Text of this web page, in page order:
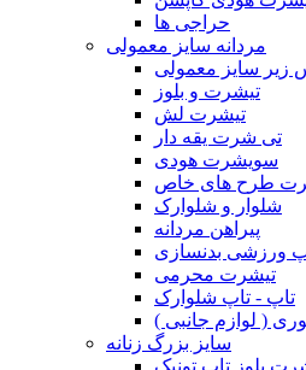
حراجی ها
مردانه سایز معمولی
زیر سایز معمولی
تیشرت و بلوز
تیشرت لش
تی شرت یقه دار
سویشرت هودی
طرح های خاص
شلوار و شلوارک
پیراهن مردانه
ورزشی بدنسازی
تیشرت محرمی
تاپ - تاپ شلوارک
( لوازم جانبی )
سایز بزرگ زنانه
بلوز تاپ تونیک